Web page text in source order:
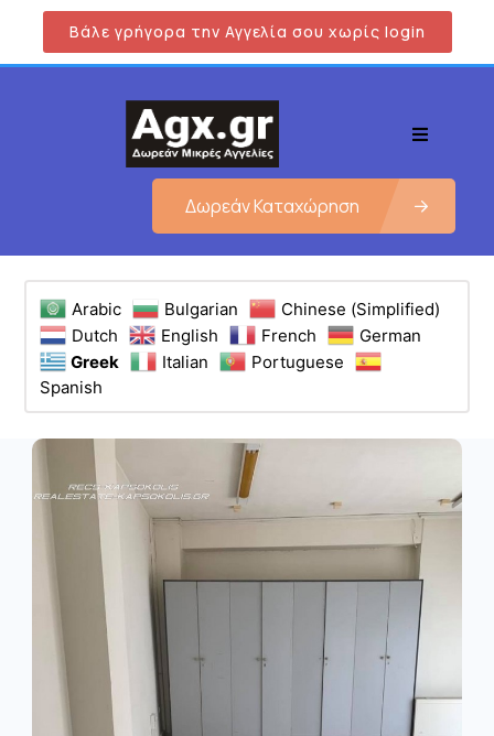
Βάλε γρήγορα την Αγγελία σου χωρίς login
Δωρεάν Καταχώρηση
Arabic Bulgarian
Chinese (Simplified)
Dutch
English French
German
Greek
Italian
Portuguese
Spanish